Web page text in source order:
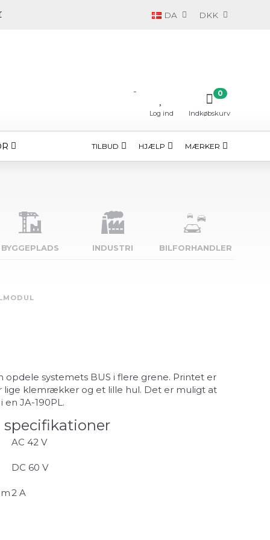
DA DKK
-
Log ind Indkøbskurv
0
TILBUD HJÆLP MÆRKER
BYGGE­PLADS INDUSTRI BILFORHANDLER
opdele systemets BUS i flere grene. Printet er
lige klemrækker og et lille hul. Det er muligt at
JA-190PL.
specifikationer
AC 42 V
DC 60 V
2 A